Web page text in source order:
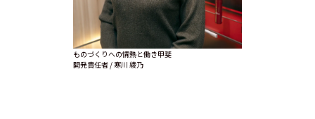
ものづくりへの情熱と働き甲斐
開発責任者 / 寒川 綾乃